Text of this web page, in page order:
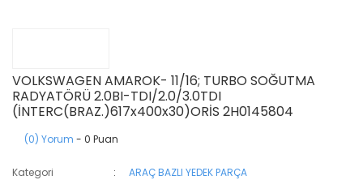
VOLKSWAGEN AMAROK- 11/16; TURBO SOĞUTMA
RADYATÖRÜ 2.0BI-TDI/2.0/3.0TDI
(İNTERC(BRAZ.)617x400x30)ORİS 2H0145804
(0) Yorum - 0 Puan
Kategori
ARAÇ BAZLI YEDEK PARÇA